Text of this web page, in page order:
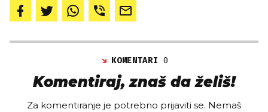
KOMENTARI0
Komentiraj, znaš da želiš!
Za komentiranje je potrebno prijaviti se. Nemaš